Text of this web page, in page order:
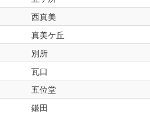
西真美
真美ケ丘
別所
瓦口
五位堂
鎌田